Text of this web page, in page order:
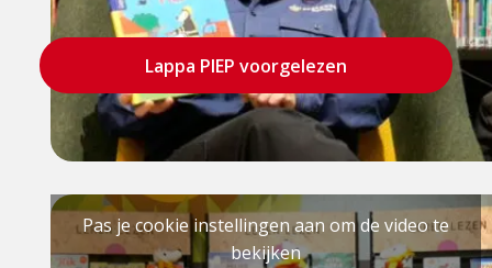
Lappa PIEP voorgelezen
Pas je cookie instellingen aan om de video te
bekijken